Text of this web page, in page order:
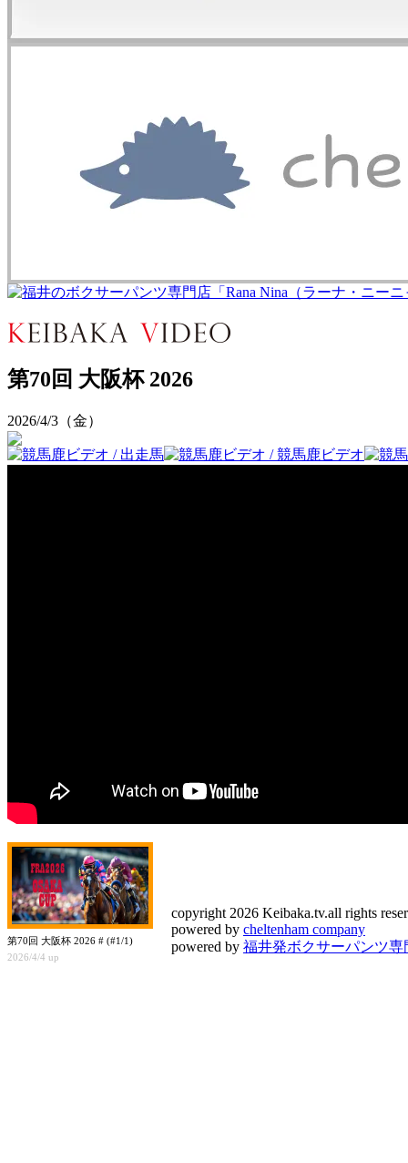
第70回 大阪杯 2026
2026/4/3（金）
第70回 大阪杯 2026 # (#1/1)
2026/4/4 up
copyright 2026 Keibaka.tv.all rights
powered by cheltenham company
powered by 福井発ボクサーパンツ専